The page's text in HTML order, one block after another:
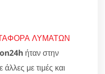
ΛΥΜΑΤΩΝ
ήταν στην
με τιμές και